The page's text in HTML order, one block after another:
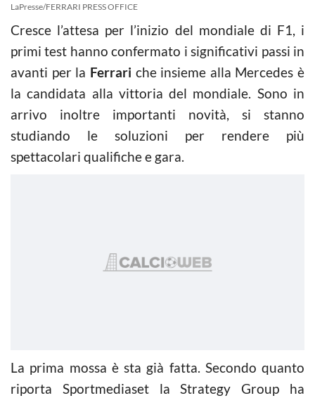
LaPresse/FERRARI PRESS OFFICE
Cresce l’attesa per l’inizio del mondiale di F1, i
primi test hanno confermato i significativi passi in
avanti per la Ferrari che insieme alla Mercedes è
la candidata alla vittoria del mondiale. Sono in
arrivo inoltre importanti novità, si stanno
studiando le soluzioni per rendere più
spettacolari qualifiche e gara.
La prima mossa è sta già fatta. Secondo quanto
riporta Sportmediaset la Strategy Group ha